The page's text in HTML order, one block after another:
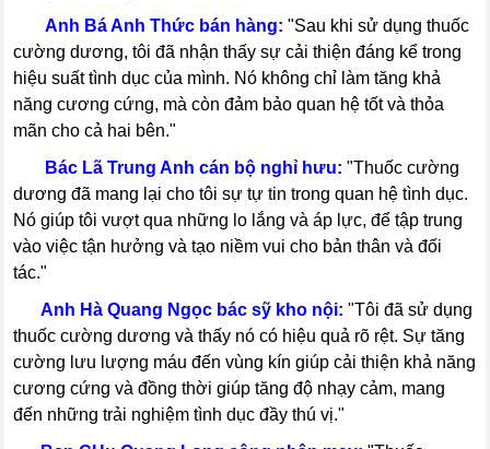
Anh Bá Anh Thức bán hàng: "Sau khi sử dụng thuốc
cường dương, tôi đã nhận thấy sự cải thiện đáng kể trong
hiệu suất tình dục của mình. Nó không chỉ làm tăng khả
năng cương cứng, mà còn đảm bảo quan hệ tốt và thỏa
mãn cho cả hai bên."
Bác Lã Trung Anh cán bộ nghỉ hưu: "Thuốc cường
dương đã mang lại cho tôi sự tự tin trong quan hệ tình dục.
Nó giúp tôi vượt qua những lo lắng và áp lực, để tập trung
vào việc tận hưởng và tạo niềm vui cho bản thân và đối
tác."
-----Anh Hà Quang Ngọc bác sỹ kho nội: "Tôi đã sử dụng
thuốc cường dương và thấy nó có hiệu quả rõ rệt. Sự tăng
cường lưu lượng máu đến vùng kín giúp cải thiện khả năng
cương cứng và đồng thời giúp tăng độ nhạy cảm, mang
đến những trải nghiệm tình dục đầy thú vị."